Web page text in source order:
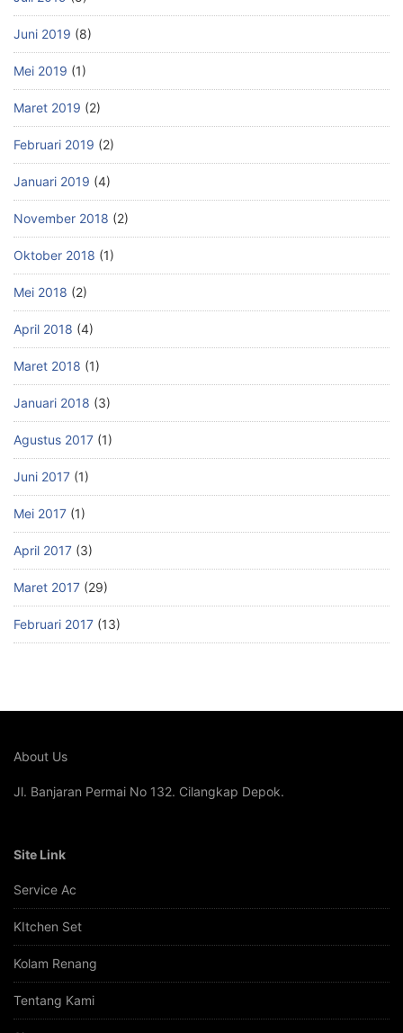
Juni 2019 (8)
Mei 2019 (1)
Maret 2019 (2)
Februari 2019 (2)
Januari 2019 (4)
November 2018 (2)
Oktober 2018 (1)
Mei 2018 (2)
April 2018 (4)
Maret 2018 (1)
Januari 2018 (3)
Agustus 2017 (1)
Juni 2017 (1)
Mei 2017 (1)
April 2017 (3)
Maret 2017 (29)
Februari 2017 (13)
About Us
Jl. Banjaran Permai No 132. Cilangkap Depok.
Site Link
Service Ac
KItchen Set
Kolam Renang
Tentang Kami